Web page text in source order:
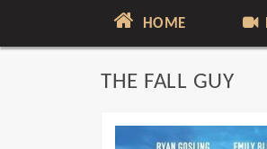
HOME
THE FALL GUY